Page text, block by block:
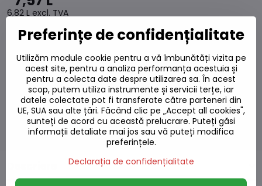
6,82 L excl. TVA
Adaugă la favorite
Adăugați la listă
Watchdog
Livrări
Număr depozit:S7#SK#7648#1
Producător:
Preferințe de confidențialitate
Utilizăm module cookie pentru a vă îmbunătăți vizita pe
acest site, pentru a analiza performanța acestuia și
pentru a colecta date despre utilizarea sa. În acest
scop, putem utiliza instrumente și servicii terțe, iar
datele colectate pot fi transferate către parteneri din
UE, SUA sau alte țări. Făcând clic pe „Accept all cookies",
sunteți de acord cu această prelucrare. Puteți găsi
informații detaliate mai jos sau vă puteți modifica
preferințele.
Declarația de confidențialitate